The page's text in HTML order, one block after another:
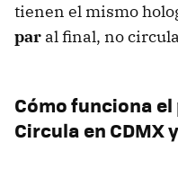
tienen el mismo
par al final, no
Cómo funciona
Circula en CDMX